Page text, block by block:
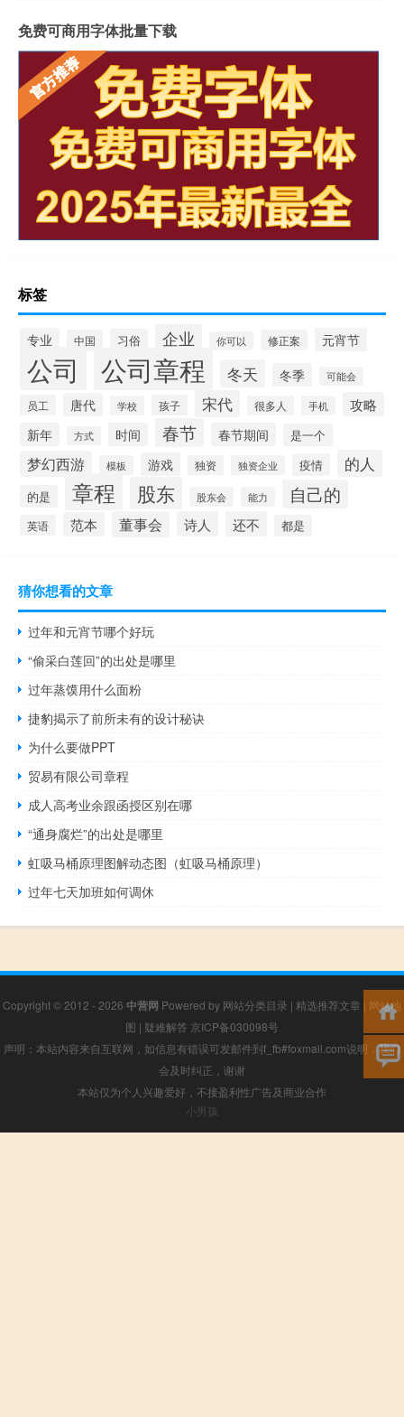
免费可商用字体批量下载
标签
专业 中国 习俗 企业 你可以 修正案 元宵节
公司 公司章程 冬天 冬季 可能会
员工 唐代 学校 孩子 宋代 很多人 手机 攻略
新年 方式 时间 春节 春节期间 是一个
梦幻西游 模板 游戏 独资 独资企业 疫情 的人
的是 章程 股东 股东会 能力 自己的
英语 范本 董事会 诗人 还不 都是
猜你想看的文章
过年和元宵节哪个好玩
“偷采白莲回”的出处是哪里
过年蒸馍用什么面粉
捷豹揭示了前所未有的设计秘诀
为什么要做PPT
贸易有限公司章程
成人高考业余跟函授区别在哪
“通身腐烂”的出处是哪里
虹吸马桶原理图解动态图（虹吸马桶原理）
过年七天加班如何调休
Copyright © 2012 - 2026 中营网 Powered by 网站分类目录 | 精选推荐文章 | 网站地
图 | 疑难解答 京ICP备030098号
声明：本站内容来自互联网，如信息有错误可发邮件到f_fb#foxmail.com说明，我们
会及时纠正，谢谢
本站仅为个人兴趣爱好，不接盈利性广告及商业合作
小男孩